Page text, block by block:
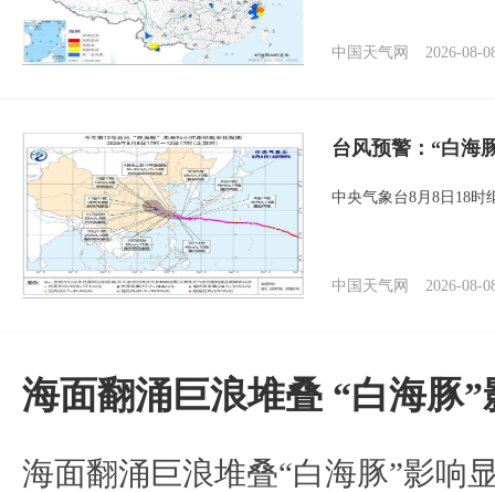
中国天气网 2026-08-
台风预警：“白海
中央气象台8月8日18时
中国天气网 2026-08-
海面翻涌巨浪堆叠 “白海豚”
海面翻涌巨浪堆叠“白海豚”影响